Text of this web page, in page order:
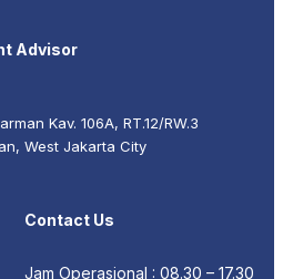
Advisor
Kav. 106A, RT.12/RW.3
West Jakarta City
Contact Us
Jam Operasional : 08.30 – 17.30